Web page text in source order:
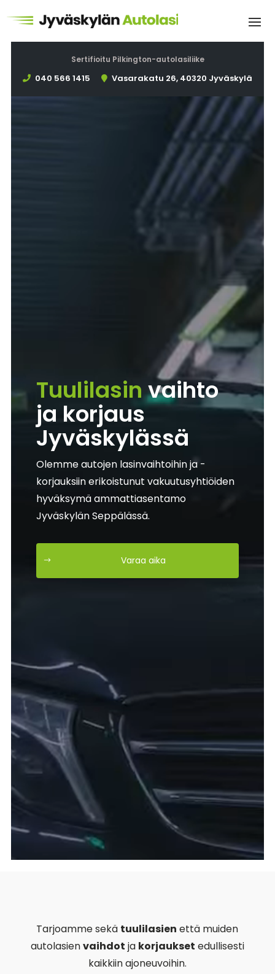
Sertifioitu Pilkington-autolasiliike
040 566 1415 Vasarakatu 26, 40320 Jyväskylä
Tuulilasinvaihto
ja korjaus
Jyväskylässä
Olemme autojen lasinvaihtoihin ja -
korjauksiin erikoistunut vakuutusyhtiöiden
hyväksymä ammattiasentamo
Jyväskylän Seppälässä.
Varaa aika
Tarjoamme sekä tuulilasien että muiden
autolasienvaihdot ja korjaukset edullisesti
kaikkiin ajoneuvoihin.